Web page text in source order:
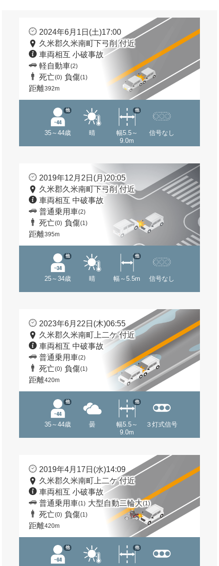
2024年6月1日(土)17:00
久米郡久米南町下弓削 付近
車両相互 小破事故
軽自動車(2)
死亡(0) 負傷(1)
距離392m
35～44歳
他
晴
幅5.5～
9.0m
他
信号なし
2019年12月2日(月)20:05
久米郡久米南町下弓削 付近
車両相互 中破事故
普通乗用車(2)
死亡(0) 負傷(1)
距離395m
25～34歳
他
晴 幅～5.5m
他
信号なし
2023年6月22日(木)06:55
久米郡久米南町上二ケ 付近
車両相互 中破事故
普通乗用車(2)
死亡(0) 負傷(1)
距離420m
35～44歳
他
曇
幅5.5～
9.0m
他
３灯式信号
2019年4月17日(水)14:09
久米郡久米南町上二ケ 付近
車両相互 小破事故
普通乗用車(1) 大型自動二輪大(1)
死亡(0) 負傷(1)
距離420m
他 他